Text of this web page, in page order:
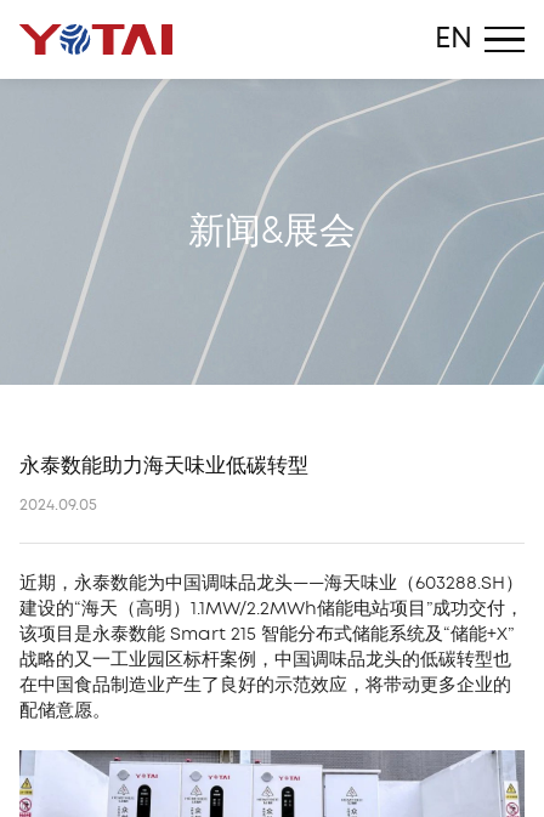
EN
新 闻 &展会
永泰数能助力海天味业低碳转型
2024.09.05
近期，永泰数能为中国调味品龙头——海天味业（603288.SH）
建设的“海天（高明）1.1MW/2.2MWh储能电站项目”成功交付，
该项目是永泰数能 Smart 215 智能分布式储能系统及“储能+X”
战略的又一工业园区标杆案例，中国调味品龙头的低碳转型也
在中国食品制造业产生了良好的示范效应，将带动更多企业的
配储意愿。